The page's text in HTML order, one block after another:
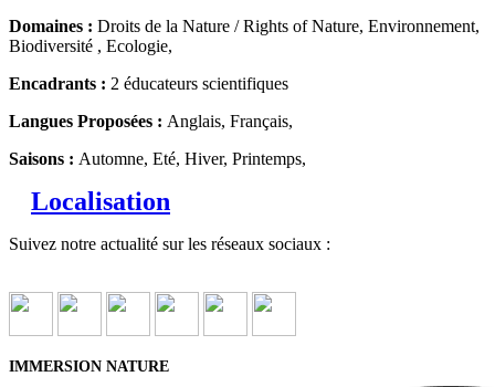
Domaines : Droits de la Nature / Rights of Nature, Environnement,
Biodiversité , Ecologie,
Encadrants : 2 éducateurs scientifiques
Langues Proposées : Anglais, Français,
Saisons : Automne, Eté, Hiver, Printemps,
Localisation
Suivez notre actualité sur les réseaux sociaux :
IMMERSION NATURE